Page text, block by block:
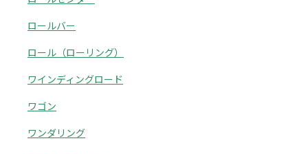
ロールバー
ロール（ローリング）
ワインディングロード
ワゴン
ワンダリング